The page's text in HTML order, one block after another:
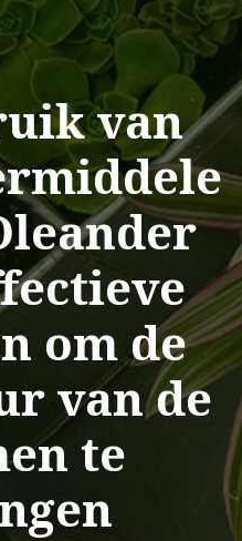
van
om de
van de
te